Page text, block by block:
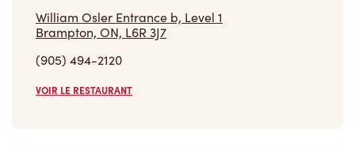
William Osler Entrance b, Level 1
Brampton, ON, L6R 3J7
(905) 494-2120
VOIR LE RESTAURANT